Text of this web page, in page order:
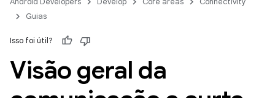
Guias
Isso foi útil?
Visão geral da